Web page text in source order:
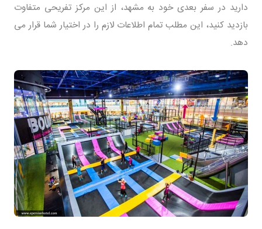
دارید در سفر بعدی خود به مشهد، از این مرکز تفریحی متفاوت
بازدید کنید، این مطلب تمام اطلاعات لازم را در اختیار شما قرار می
دهد.